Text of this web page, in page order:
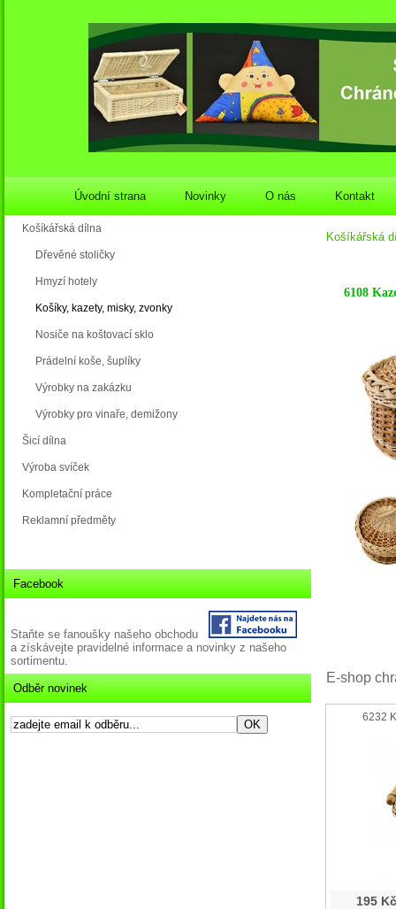
Úvodní strana Novinky O nás Kontakt
Košíkářská dílna
Dřevěné stoličky
Hmyzí hotely
Košíky, kazety, misky, zvonky
Nosiče na koštovací sklo
Prádelní koše, šuplíky
Výrobky na zakázku
Výrobky pro vinaře, demižony
Šicí dílna
Výroba svíček
Kompletační práce
Reklamní předměty
Facebook
Staňte se fanoušky našeho obchodu
a získávejte pravidelné informace a novinky z našeho
sortimentu.
Odběr novinek
Košíkářská
6108
E-shop
6232
195